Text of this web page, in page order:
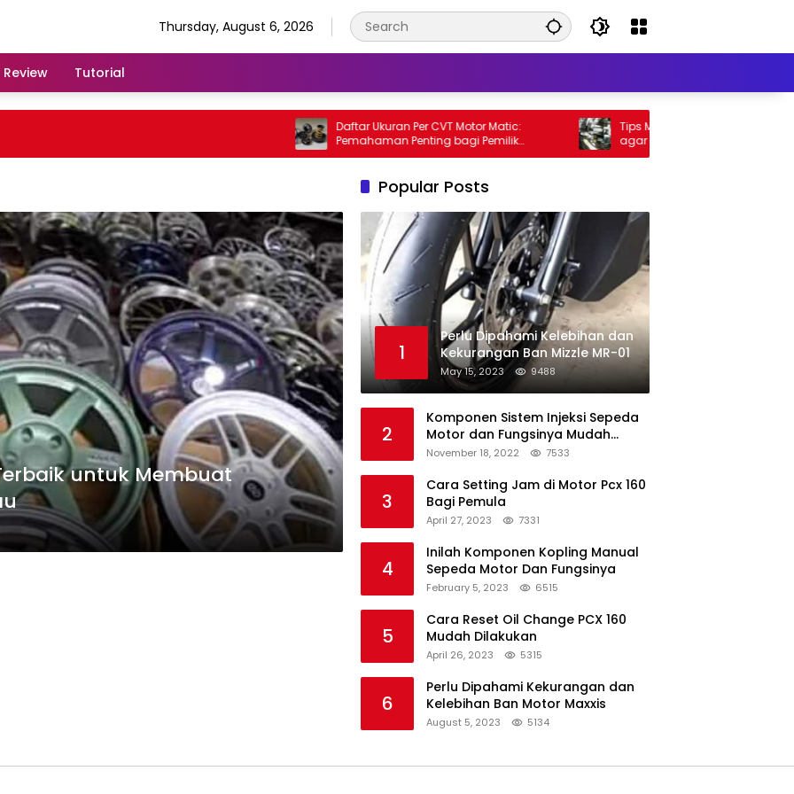
Thursday, August 6, 2026
Review Tutorial
Daftar Ukuran Per CVT Motor Matic:
Pemahaman Penting bagi Pemilik
Kendaraan
Tips Meningkatkan Performa Motor
agar Lebih Kencang
untuk Membuat
Popular Posts
1
Perlu Dipahami Kelebihan dan
Kekurangan Ban Mizzle MR-01
May 15, 2023 9488
2
Komponen Sistem Injeksi Sepeda
Motor dan Fungsinya Mudah
Untuk Dipahami
November 18, 2022 7533
3
Cara Setting Jam di Motor Pcx 160
Bagi Pemula
April 27, 2023 7331
4
Inilah Komponen Kopling Manual
Sepeda Motor Dan Fungsinya
February 5, 2023 6515
5
Cara Reset Oil Change PCX 160
Mudah Dilakukan
April 26, 2023 5315
6
Perlu Dipahami Kekurangan dan
Kelebihan Ban Motor Maxxis
August 5, 2023 5134